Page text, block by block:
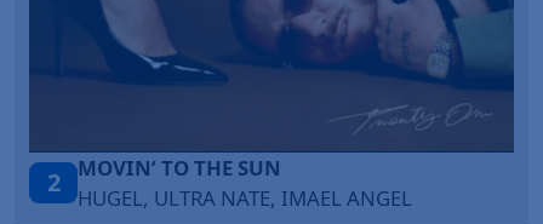
3
ITEPE ITEDE
SANAH